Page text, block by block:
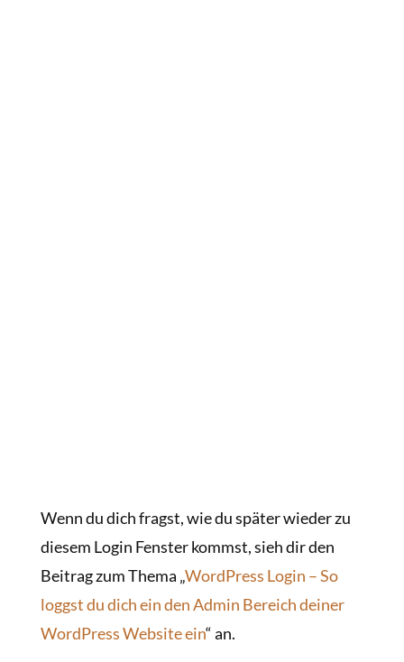
Wenn du dich fragst, wie du später wieder zu
diesem Login Fenster kommst, sieh dir den
Beitrag zum Thema „WordPress Login – So
loggst du dich ein den Admin Bereich deiner
WordPress Website ein“ an.